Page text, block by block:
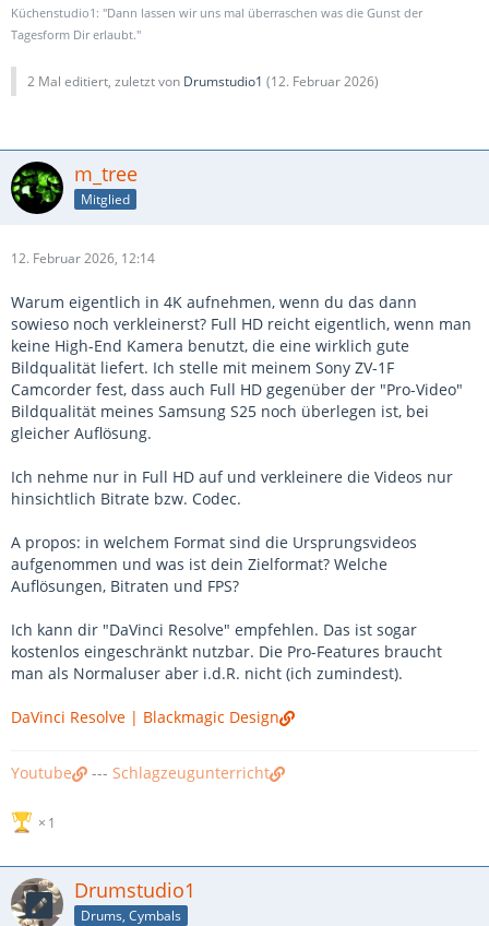
Küchenstudio1: "Dann lassen wir uns mal überraschen was die Gunst der
Tagesform Dir erlaubt."
2 Mal editiert, zuletzt von Drumstudio1 (12. Februar 2026)
m_tree
Mitglied
12. Februar 2026, 12:14
Warum eigentlich in 4K aufnehmen, wenn du das dann
sowieso noch verkleinerst? Full HD reicht eigentlich, wenn man
keine High-End Kamera benutzt, die eine wirklich gute
Bildqualität liefert. Ich stelle mit meinem Sony ZV-1F
Camcorder fest, dass auch Full HD gegenüber der "Pro-Video"
Bildqualität meines Samsung S25 noch überlegen ist, bei
gleicher Auflösung.
Ich nehme nur in Full HD auf und verkleinere die Videos nur
hinsichtlich Bitrate bzw. Codec.
A propos: in welchem Format sind die Ursprungsvideos
aufgenommen und was ist dein Zielformat? Welche
Auflösungen, Bitraten und FPS?
Ich kann dir "DaVinci Resolve" empfehlen. Das ist sogar
kostenlos eingeschränkt nutzbar. Die Pro-Features braucht
man als Normaluser aber i.d.R. nicht (ich zumindest).
DaVinci Resolve | Blackmagic Design
Youtube --- Schlagzeugunterricht
1
Drumstudio1
Drums, Cymbals